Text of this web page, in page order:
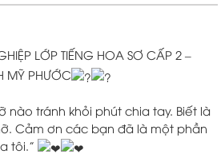
LỚP TIẾNG HOA SƠ CẤP 2 –
MỸ PHƯỚC
nào tránh khỏi phút chia tay. Biết là
Cảm ơn các bạn đã là một phần
tôi.”